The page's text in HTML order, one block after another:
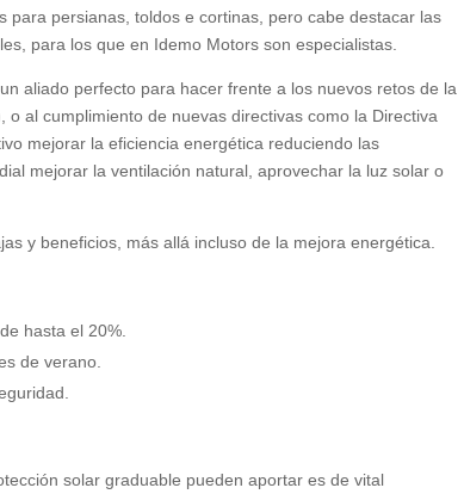
para persianas , toldos e cortinas, pero cabe destacar las
para los que en Idemo Motors son especialistas
aliado perfecto para hacer frente a los nuevos retos de la
o al cumplimiento de nuevas directivas como la Directiva
mejorar la eficiencia energética reduciendo las
mejorar la ventilación natural ,aprovechar la luz solar o
y beneficios más allá incluso de la mejora energética
hasta el 20%.
de verano
solar graduable pueden aportar es de vital